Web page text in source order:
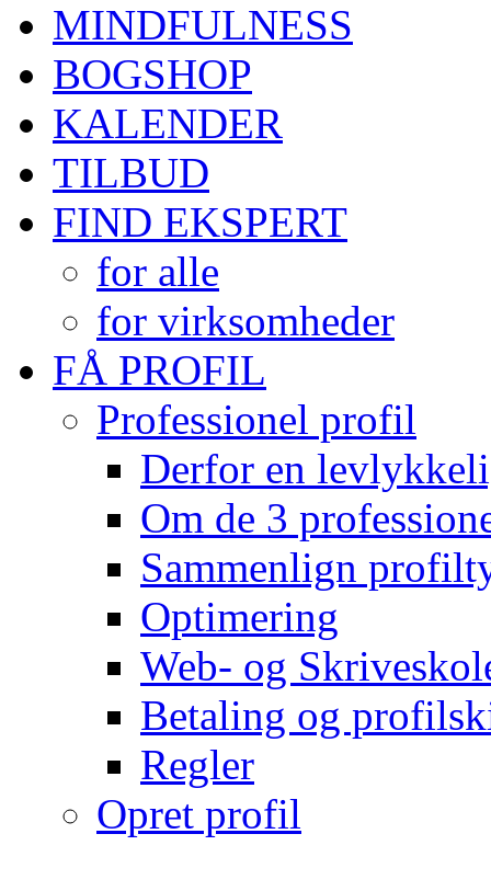
MINDFULNESS
BOGSHOP
KALENDER
TILBUD
FIND EKSPERT
for alle
for virksomheder
FÅ PROFIL
Professionel profil
Derfor en
Om de 3
Sammenlign
Optimering
Web- og
Betaling og
Regler
Opret profil